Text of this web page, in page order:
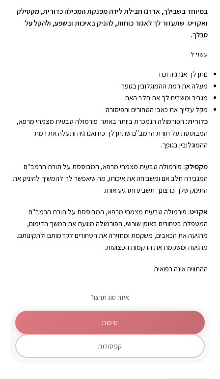
במיוחד בשבילך, ארזנו חבילת לידה מפנקת המכילה כדורית, מקסילק
ואקזיט. שתעזור לך לאגור כוחות, להניק באיכות ובשפע, ולהקל על
סבלך.
עשוי ל:
נותן לך אנרגיה וכח
מעלה את רמת ההמוגלובין בגופך
מגביר ומשביח לך את חלב האם
מקל עלייך את כאבי הטחורים והפיסורה
כדורית: הפורמולה הנמכרת ביותר באתר. פורמולה טבעית מצמחי מרפא,
המבוססת על תורת הרמב"ם שתתן לך כח ואנרגיה ותעלה את רמת
ההמוגלובין בגופך.
מקסילק: פורמולה טבעית מצמחי מרפא, המבוססת על תורת הרמב"ם
המגבירה חלב אם ומשביחה את איכותו, מה שיאפשר לך להמשיך להיניק את
התינוק שלך כרצונך תשביע ותרגיע אותו.
אקזיט: פורמולה טבעית מצמחי מרפא, המבוססת על תורת הרמב"ם
המטפלת בטחורים באופן שורשי, הפורמולה מונעת את המשך הדימום,
מרגיעה את הכאבים, משקמת ומחזירה את הטחורים לקדמותם ולתקינותם.
מרגיעה ומשקמת את הרקמות הפצועות.
ההתוויה אינה רפואית
איזה סוג תרצו?
טיפות
קפסולות